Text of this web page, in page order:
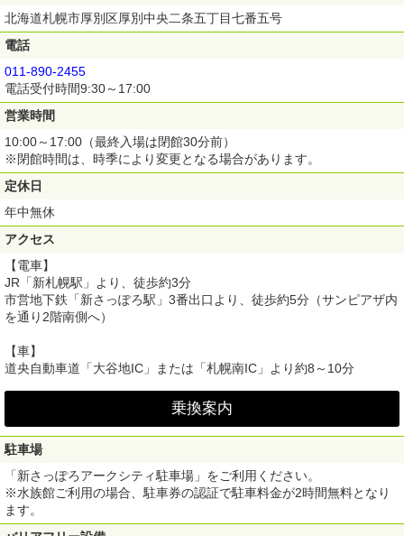
北海道札幌市厚別区厚別中央二条五丁目七番五号
電話
011-890-2455
電話受付時間9:30～17:00
営業時間
10:00～17:00（最終入場は閉館30分前）
※閉館時間は、時季により変更となる場合があります。
定休日
年中無休
アクセス
【電車】
JR「新札幌駅」より、徒歩約3分
市営地下鉄「新さっぽろ駅」3番出口より、徒歩約5分（サンピアザ内
を通り2階南側へ）
【車】
道央自動車道「大谷地IC」または「札幌南IC」より約8～10分
乗換案内
駐車場
「新さっぽろアークシティ駐車場」をご利用ください。
※水族館ご利用の場合、駐車券の認証で駐車料金が2時間無料となり
ます。